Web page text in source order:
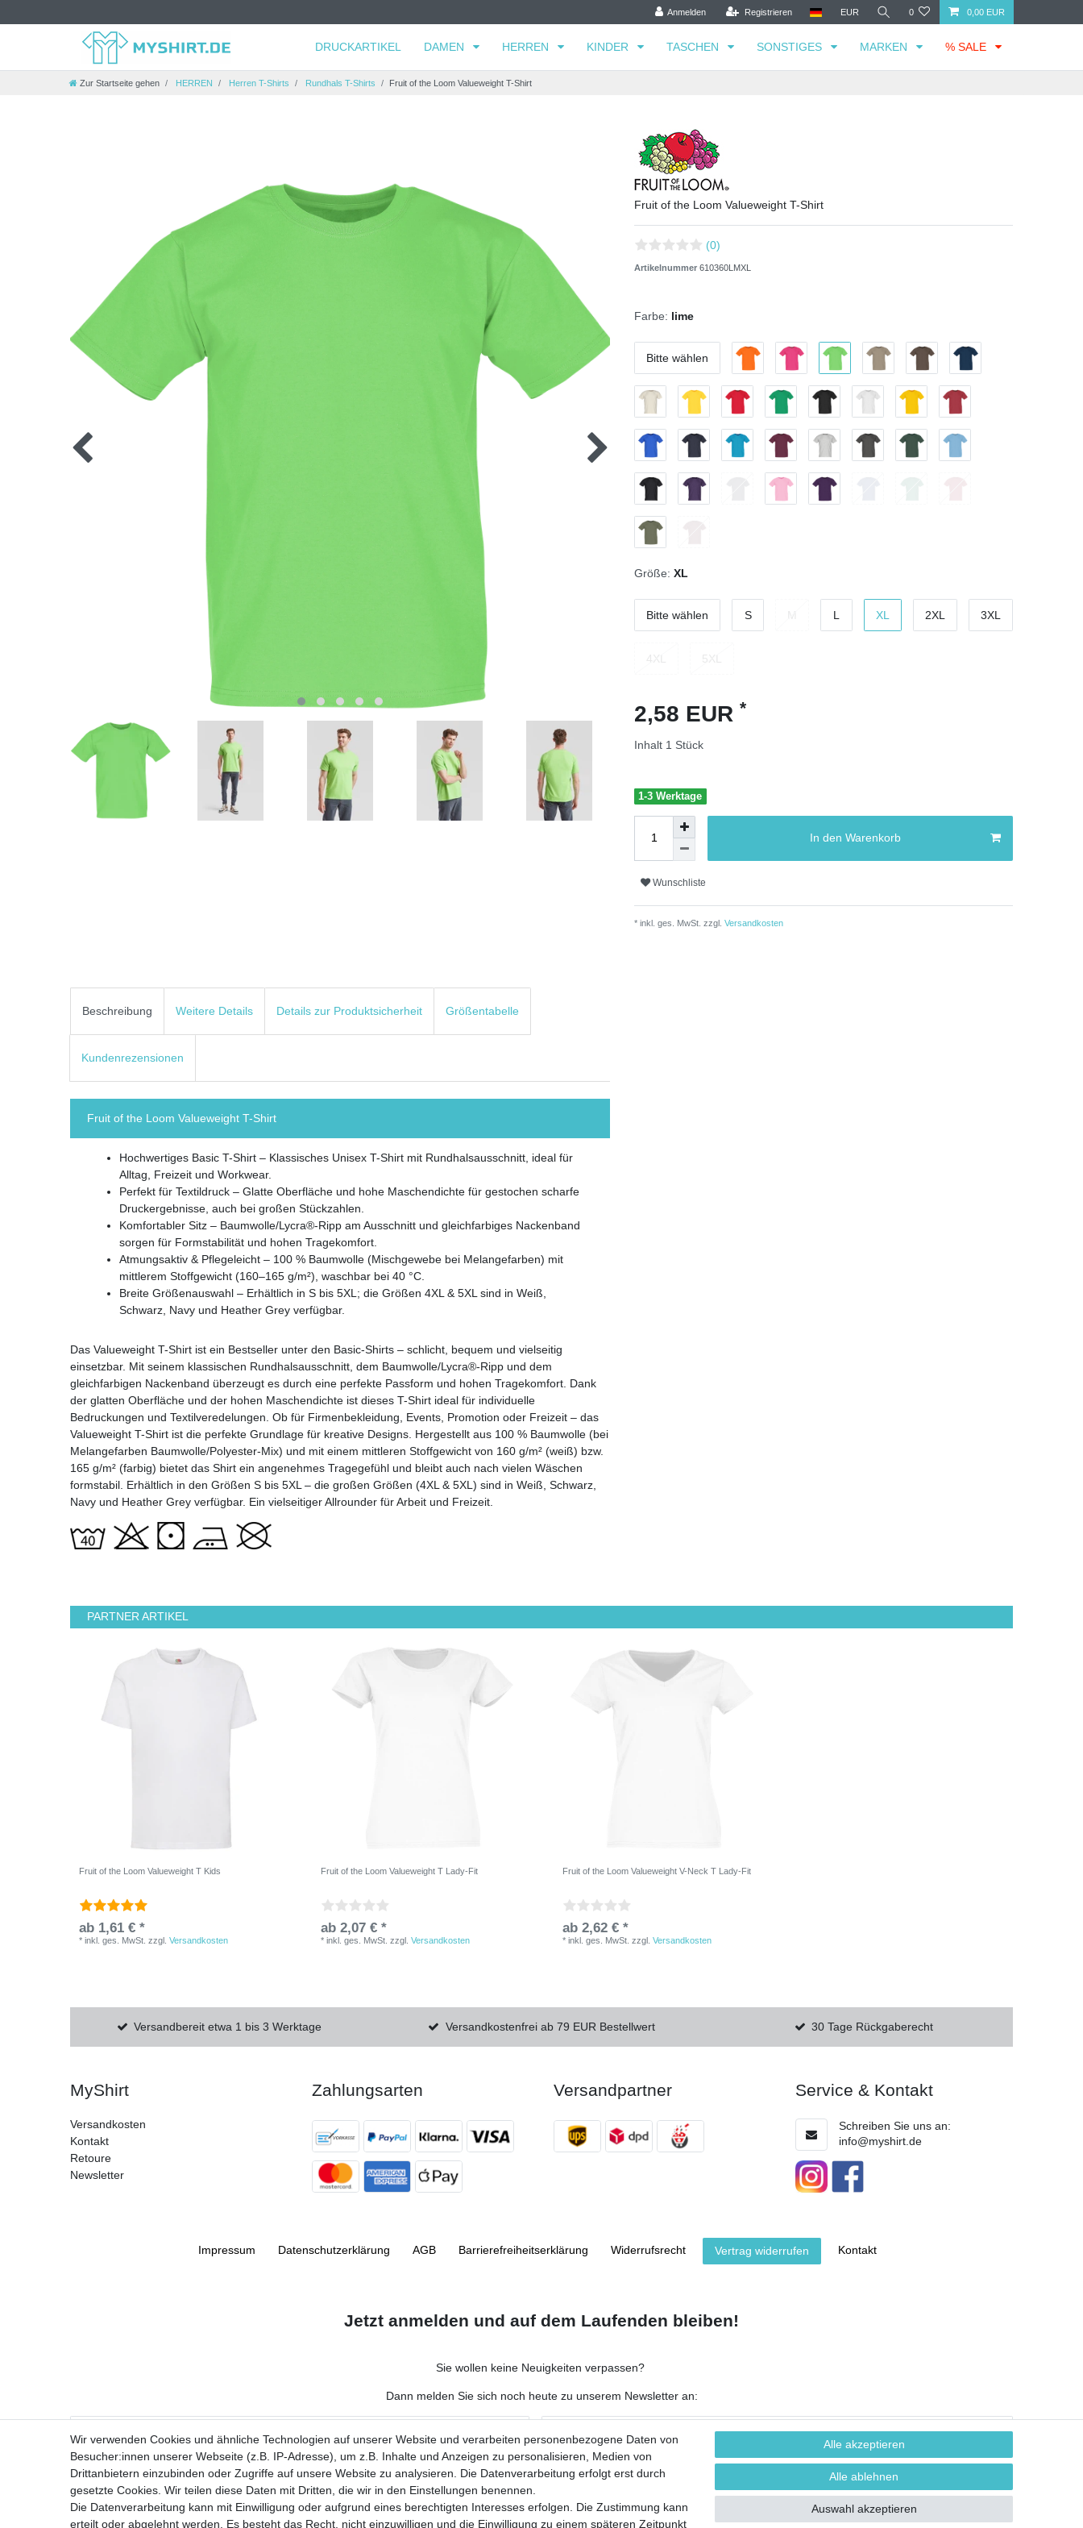
Anmelden Registrieren EUR 0 0,00 EUR
DRUCKARTIKEL DAMEN HERREN KINDER TASCHEN SONSTIGES MARKEN % SALE
Zur Startseite gehen HERREN Herren T-Shirts Rundhals T-Shirts Fruit of the Loom Valueweight T-Shirt
Fruit of the Loom Valueweight T-Shirt
(0)
Artikelnummer 610360LMXL
Farbe: lime
Bitte wählen
Größe: XL
Bitte wählen S L XL 2XL 3XL
2,58 EUR *
Inhalt 1 Stück
1-3 Werktage
In den Warenkorb
Wunschliste
* inkl. ges. MwSt. zzgl. Versandkosten
Beschreibung Weitere Details Details zur Produktsicherheit Größentabelle
Kundenrezensionen
Fruit of the Loom Valueweight T-Shirt
Hochwertiges Basic T-Shirt – Klassisches Unisex T-Shirt mit Rundhalsausschnitt, ideal für
Alltag, Freizeit und Workwear.
Perfekt für Textildruck – Glatte Oberfläche und hohe Maschendichte für gestochen scharfe
Druckergebnisse, auch bei großen Stückzahlen.
Komfortabler Sitz – Baumwolle/Lycra®-Ripp am Ausschnitt und gleichfarbiges Nackenband
sorgen für Formstabilität und hohen Tragekomfort.
Atmungsaktiv & Pflegeleicht – 100 % Baumwolle (Mischgewebe bei Melangefarben) mit
mittlerem Stoffgewicht (160–165 g/m²), waschbar bei 40 °C.
Breite Größenauswahl – Erhältlich in S bis 5XL; die Größen 4XL & 5XL sind in Weiß,
Schwarz, Navy und Heather Grey verfügbar.
Das Valueweight T-Shirt ist ein Bestseller unter den Basic-Shirts – schlicht, bequem und vielseitig
einsetzbar. Mit seinem klassischen Rundhalsausschnitt, dem Baumwolle/Lycra®-Ripp und dem
gleichfarbigen Nackenband überzeugt es durch eine perfekte Passform und hohen Tragekomfort. Dank
der glatten Oberfläche und der hohen Maschendichte ist dieses T-Shirt ideal für individuelle
Bedruckungen und Textilveredelungen. Ob für Firmenbekleidung, Events, Promotion oder Freizeit – das
Valueweight T-Shirt ist die perfekte Grundlage für kreative Designs. Hergestellt aus 100 % Baumwolle (bei
Melangefarben Baumwolle/Polyester-Mix) und mit einem mittleren Stoffgewicht von 160 g/m² (weiß) bzw.
165 g/m² (farbig) bietet das Shirt ein angenehmes Tragegefühl und bleibt auch nach vielen Wäschen
formstabil. Erhältlich in den Größen S bis 5XL – die großen Größen (4XL & 5XL) sind in Weiß, Schwarz,
Navy und Heather Grey verfügbar. Ein vielseitiger Allrounder für Arbeit und Freizeit.
PARTNER ARTIKEL
Fruit of the Loom Valueweight T Kids
ab 1,61 € *
*inkl. ges. MwSt. zzgl.Versandkosten
Fruit of the Loom Valueweight T Lady-Fit
ab 2,07 € *
*inkl. ges. MwSt. zzgl.Versandkosten
Fruit of the Loom Valueweight V-Neck T Lady-Fit
ab 2,62 € *
*inkl. ges. MwSt. zzgl.Versandkosten
Versandbereit etwa 1 bis 3 Werktage Versandkostenfrei ab 79 EUR Bestellwert 30 Tage Rückgaberecht
MyShirt
Versandkosten
Kontakt
Retoure
Newsletter
Zahlungsarten Versandpartner Service & Kontakt
Schreiben Sie uns an:
info@myshirt.de
Impressum Daten­schutz­erklärung AGB Barrierefreiheitserklärung Widerrufs­recht Vertrag widerrufen Kontakt
Jetzt anmelden und auf dem Laufenden bleiben!
Sie wollen keine Neuigkeiten verpassen?
Dann melden Sie sich noch heute zu unserem Newsletter an:
E-MAIL **
Newsletter
Honig
Ich stimme zu, dass meine personenbezogenen Daten genutzt werden, um werbliche E-Mails zu erhalten, und weiß, dass ich dies jederzeit widerrufen kann.**
Wir verwenden Cookies und ähnliche Technologien auf unserer Website und verarbeiten personenbezogene Daten von
Besucher:innen unserer Webseite (z.B. IP-Adresse), um z.B. Inhalte und Anzeigen zu personalisieren, Medien von
Drittanbietern einzubinden oder Zugriffe auf unsere Website zu analysieren. Die Datenverarbeitung erfolgt erst durch
gesetzte Cookies. Wir teilen diese Daten mit Dritten, die wir in den Einstellungen benennen.
Die Datenverarbeitung kann mit Einwilligung oder aufgrund eines berechtigten Interesses erfolgen. Die Zustimmung kann
erteilt oder abgelehnt werden. Es besteht das Recht, nicht einzuwilligen und die Einwilligung zu einem späteren Zeitpunkt
Alle akzeptieren
Alle ablehnen
Auswahl akzeptieren